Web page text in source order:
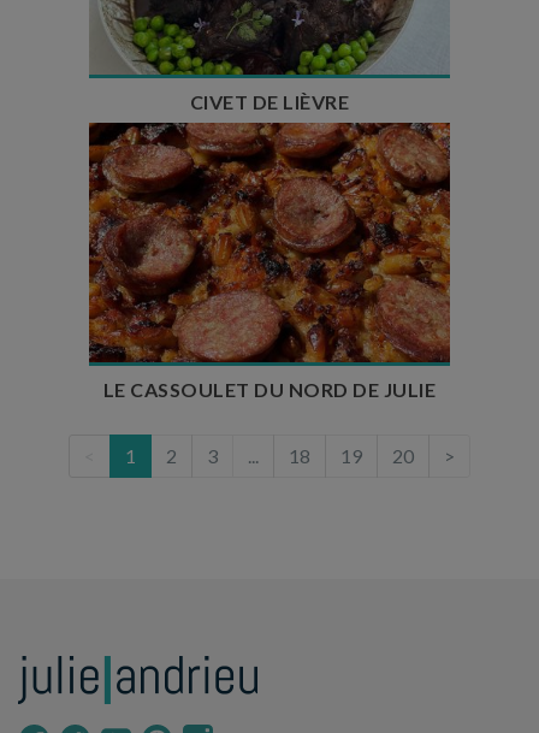
Nombre de couverts : 8
CIVET DE LIÈVRE
Temps de préparation : 1h
Temps de cuisson : 3h30
Nombre de couverts : 6
LE CASSOULET DU NORD DE JULIE
1 2 3 ... 18 19 20 >